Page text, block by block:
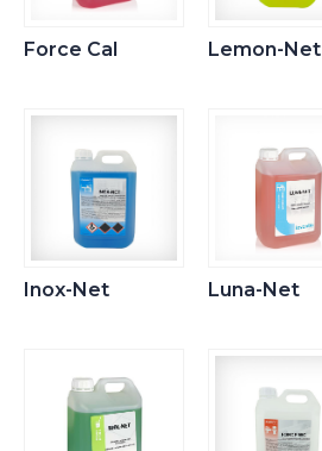
Force Cal Lemon-Net
Inox-Net Luna-Net